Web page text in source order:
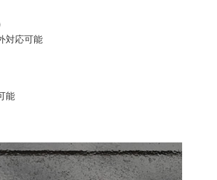
対応可能
能